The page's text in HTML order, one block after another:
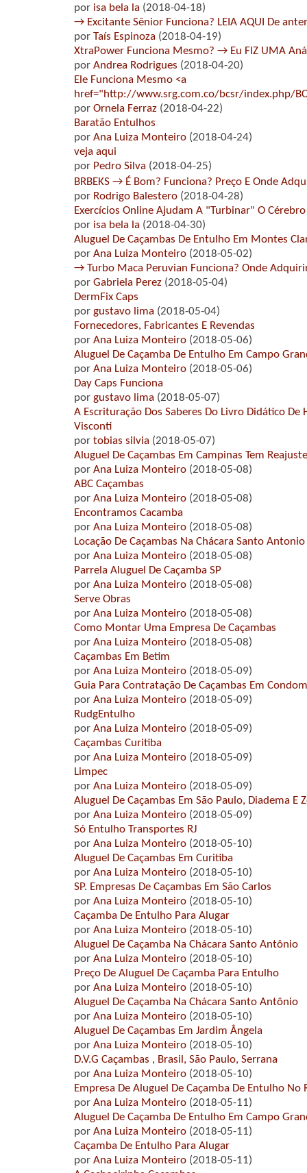
por isa bela la (2018-04-18)
→ Excitante Sênior Funciona? LEIA AQUI De
por Taís Espinoza (2018-04-19)
XtraPower Funciona Mesmo? → Eu FIZ UMA
por Andrea Rodrigues (2018-04-20)
Ele Funciona Mesmo <a
href="http://www.srg.com.co/bcsr/index.php/
por Ornela Ferraz (2018-04-22)
Baratão Entulhos
por Ana Luiza Monteiro (2018-04-24)
veja aqui
por Pedro Silva (2018-04-25)
BRBEKS → É Bom? Funciona? Preço E Onde
por Rodrigo Balestero (2018-04-28)
Exercícios Online Ajudam A "Turbinar" O
por isa bela la (2018-04-30)
Aluguel De Caçambas De Entulho Em Montes
por Ana Luiza Monteiro (2018-05-02)
→ Turbo Maca Peruvian Funciona? Onde
por Gabriela Perez (2018-05-04)
DermFix Caps
por gustavo lima (2018-05-04)
Fornecedores, Fabricantes E Revendas
por Ana Luiza Monteiro (2018-05-06)
Aluguel De Caçamba De Entulho Em Campo
por Ana Luiza Monteiro (2018-05-06)
Day Caps Funciona
por gustavo lima (2018-05-07)
A Escrituração Dos Saberes Do Livro Didático
Visconti
por tobias silvia (2018-05-07)
Aluguel De Caçambas Em Campinas Tem
por Ana Luiza Monteiro (2018-05-08)
ABC Caçambas
por Ana Luiza Monteiro (2018-05-08)
Encontramos Cacamba
por Ana Luiza Monteiro (2018-05-08)
Locação De Caçambas Na Chácara Santo Antonio
por Ana Luiza Monteiro (2018-05-08)
Parrela Aluguel De Caçamba SP
por Ana Luiza Monteiro (2018-05-08)
Serve Obras
por Ana Luiza Monteiro (2018-05-08)
Como Montar Uma Empresa De Caçambas
por Ana Luiza Monteiro (2018-05-08)
Caçambas Em Betim
por Ana Luiza Monteiro (2018-05-09)
Guia Para Contratação De Caçambas Em
por Ana Luiza Monteiro (2018-05-09)
RudgEntulho
por Ana Luiza Monteiro (2018-05-09)
Caçambas Curitiba
por Ana Luiza Monteiro (2018-05-09)
Limpec
por Ana Luiza Monteiro (2018-05-09)
Aluguel De Caçambas Em São Paulo, Diadema E
por Ana Luiza Monteiro (2018-05-09)
Só Entulho Transportes RJ
por Ana Luiza Monteiro (2018-05-10)
Aluguel De Caçambas Em Curitiba
por Ana Luiza Monteiro (2018-05-10)
SP. Empresas De Caçambas Em São Carlos
por Ana Luiza Monteiro (2018-05-10)
Caçamba De Entulho Para Alugar
por Ana Luiza Monteiro (2018-05-10)
Aluguel De Caçamba Na Chácara Santo Antônio
por Ana Luiza Monteiro (2018-05-10)
Preço De Aluguel De Caçamba Para Entulho
por Ana Luiza Monteiro (2018-05-10)
Aluguel De Caçamba Na Chácara Santo Antônio
por Ana Luiza Monteiro (2018-05-10)
Aluguel De Caçambas Em Jardim Ângela
por Ana Luiza Monteiro (2018-05-10)
D.V.G Caçambas , Brasil, São Paulo, Serrana
por Ana Luiza Monteiro (2018-05-10)
Empresa De Aluguel De Caçamba De Entulho No
por Ana Luiza Monteiro (2018-05-11)
Aluguel De Caçamba De Entulho Em Campo
por Ana Luiza Monteiro (2018-05-11)
Caçamba De Entulho Para Alugar
por Ana Luiza Monteiro (2018-05-11)